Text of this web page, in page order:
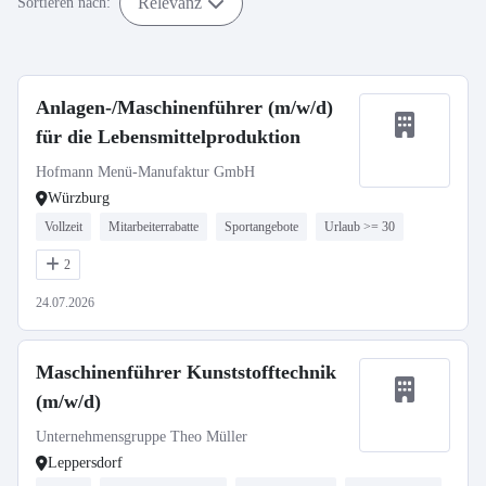
Anlagen-/Maschinenführer (m/w/d)
für die Lebensmittelproduktion
Hofmann Menü-Manufaktur GmbH
Würzburg
Vollzeit Mitarbeiterrabatte Sportangebote Urlaub >= 30
2
24.07.2026
Maschinenführer Kunststofftechnik
(m/w/d)
Unternehmensgruppe Theo Müller
Leppersdorf